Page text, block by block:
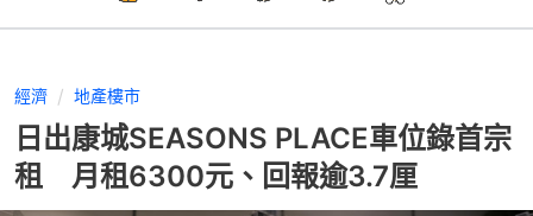
經濟 地產樓市
日出康城SEASONS PLACE車位錄首宗
租 月租6300元、回報逾3.7厘